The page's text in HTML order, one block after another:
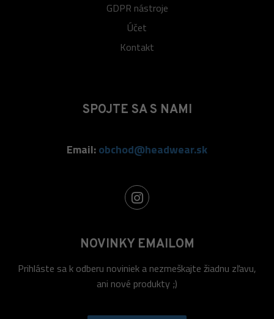
GDPR nástroje
Účet
Kontakt
SPOJTE SA S NAMI
Email:obchod@headwear.sk
NOVINKY EMAILOM
Prihláste sa k odberu noviniek a nezmeškajte žiadnu zľavu,
ani nové produkty ;)